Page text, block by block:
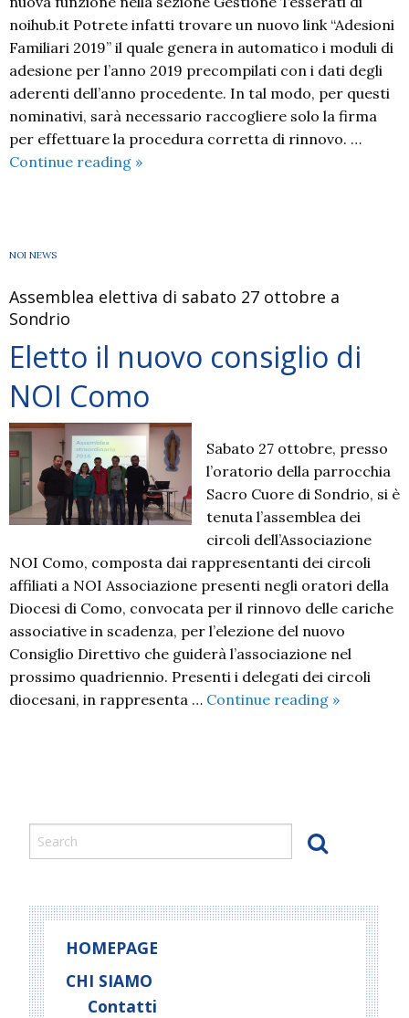
noihub.it Potrete infatti trovare un nuovo link “Adesioni
Familiari 2019” il quale genera in automatico i moduli di
adesione per l’anno 2019 precompilati con i dati degli
aderenti dell’anno procedente. In tal modo, per questi
nominativi, sarà necessario raccogliere solo la firma
per effettuare la procedura corretta di rinnovo. …
Continue reading Nuova
»
NOI NEWS
Assemblea elettiva di sabato 27 ottobre a
Sondrio
Eletto il nuovo consiglio di
NOI Como
Sabato 27 ottobre, presso
l’oratorio della parrocchia
Sacro Cuore di Sondrio, si è
tenuta l’assemblea dei
circoli dell’Associazione
NOI Como, composta dai rappresentanti dei circoli
affiliati a NOI Associazione presenti negli oratori della
Diocesi di Como, convocata per il rinnovo delle cariche
associative in scadenza, per l’elezione del nuovo
Consiglio Direttivo che guiderà l’associazione nel
prossimo quadriennio. Presenti i delegati dei circoli
diocesani, in rappresenta … Continue reading Eletto
»
HOMEPAGE
CHI SIAMO
Contatti